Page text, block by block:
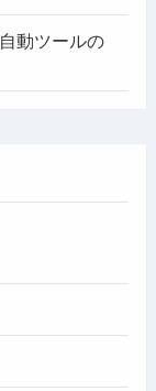
動ツールの